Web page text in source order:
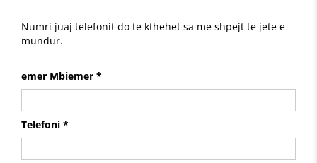
Numri juaj telefonit do te kthehet sa me shpejt te jete e
mundur.
emer Mbiemer *
Telefoni *